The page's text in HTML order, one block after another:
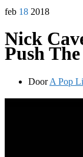
feb 18 2018
Nick
Push
DoorA Pop